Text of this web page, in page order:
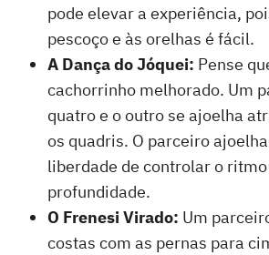
pode elevar a experiência,
pescoço e às orelhas é fácil.
A Dança do Jóquei: Pense
cachorrinho melhorado. Um
quatro e o outro se ajoelha
os quadris. O parceiro
liberdade de controlar o ritmo
profundidade.
O Frenesi Virado: Um
costas com as pernas para